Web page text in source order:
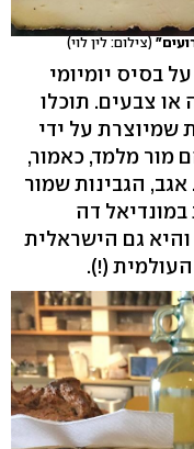
(צילום: לין לוי)
בסיס יומיומי
או צבעים. תוכלו
שמיוצרת על ידי
מור מלמד, כאמור,
אגב, הגבינות שמור
גרפו 6 מדליות במונדיאל דה
והיא גם הישראלית
(!).